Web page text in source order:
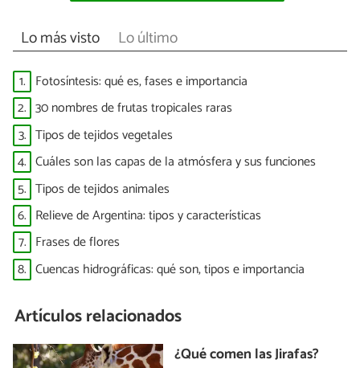
Lo más visto Lo último
1. Fotosíntesis: qué es, fases e importancia
2. 30 nombres de frutas tropicales raras
3. Tipos de tejidos vegetales
4. Cuáles son las capas de la atmósfera y sus funciones
5. Tipos de tejidos animales
6. Relieve de Argentina: tipos y características
7. Frases de flores
8. Cuencas hidrográficas: qué son, tipos e importancia
Artículos relacionados
¿Qué comen las Jirafas?